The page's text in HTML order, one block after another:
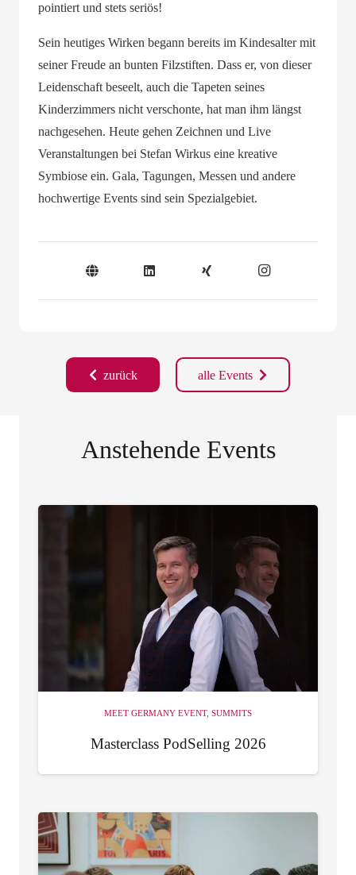
pointiert und stets seriös!
Sein heutiges Wirken begann bereits im Kindesalter mit
seiner Freude an bunten Filzstiften. Dass er, von dieser
Leidenschaft beseelt, auch die Tapeten seines
Kinderzimmers nicht verschonte, hat man ihm längst
nachgesehen. Heute gehen Zeichnen und Live
Veranstaltungen bei Stefan Wirkus eine kreative
Symbiose ein. Gala, Tagungen, Messen und andere
hochwertige Events sind sein Spezialgebiet.
zurück alle Events
Anstehende Events
MEET GERMANY EVENT, SUMMITS
Masterclass PodSelling 2026